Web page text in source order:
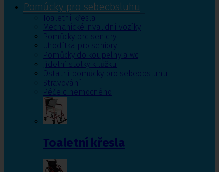
Pomůcky pro sebeobsluhu
Toaletní křesla
Mechanické invalidní vozíky
Pomůcky pro seniory
Chodítka pro seniory
Pomůcky do koupelny a wc
Jídelní stolky k lůžku
Ostatní pomůcky pro sebeobsluhu
Stravování
Péče o nemocného
Toaletní křesla